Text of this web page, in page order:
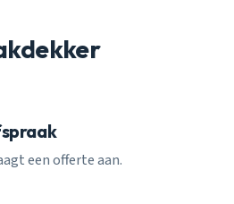
een offerte aan.